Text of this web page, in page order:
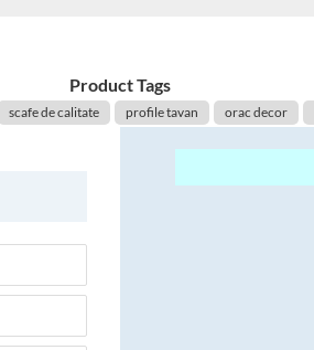
Product Tags
scafe de calitate profile tavan orac decor